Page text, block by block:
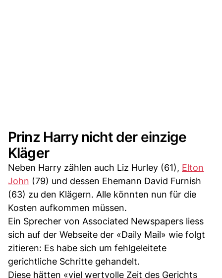
Prinz Harry nicht der einzige
Kläger
Neben Harry zählen auch Liz Hurley (61), Elton
John (79) und dessen Ehemann David Furnish
(63) zu den Klägern. Alle könnten nun für die
Kosten aufkommen müssen.
Ein Sprecher von Associated Newspapers liess
sich auf der Webseite der «Daily Mail» wie folgt
zitieren: Es habe sich um fehlgeleitete
gerichtliche Schritte gehandelt.
Diese hätten «viel wertvolle Zeit des Gerichts